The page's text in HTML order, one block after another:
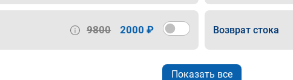
9800 2000 ₽ Возврат стока
Показать все